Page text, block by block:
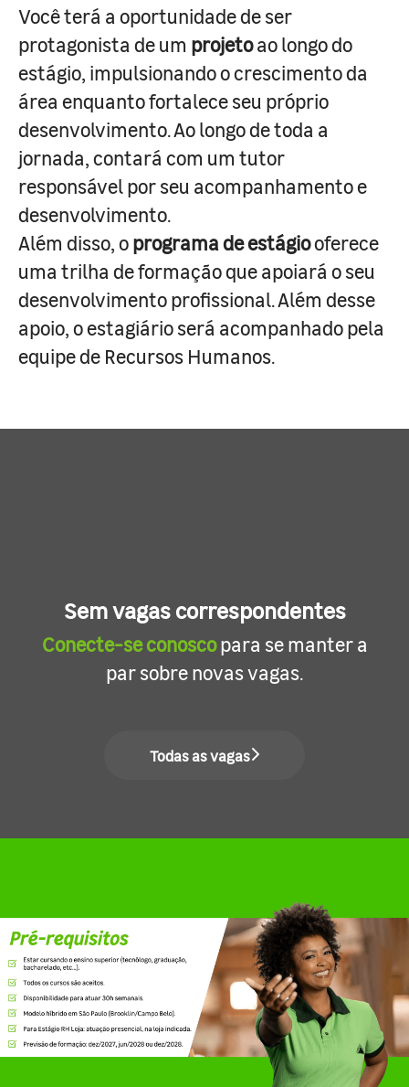
Você terá a oportunidade de ser
protagonista de um projetoao longo do
estágio, impulsionando o crescimento da
área enquanto fortalece seu próprio
desenvolvimento. Ao longo de toda a
jornada, contará com um tutor
responsável por seu acompanhamento e
desenvolvimento.
Além disso, oprograma de estágiooferece
uma trilha de formação que apoiará o seu
desenvolvimento profissional. Além desse
apoio, o estagiário será acompanhado pela
equipe de Recursos Humanos.
Sem vagas correspondentes
Conecte-se conoscopara se manter a
par sobre novas vagas.
Todas as vagas